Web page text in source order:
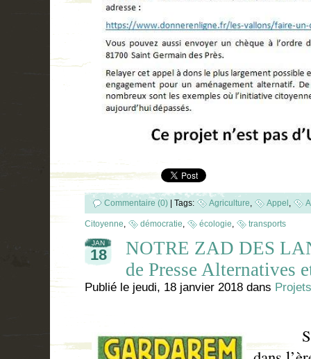
Commentaire (0) | Tags: Agriculture Appel
Citoyenne démocratie écologie transports
JAN
18
NOTRE ZAD DES
de Presse Alternatives
Publié le jeudi, 18 janvier 2018 dans